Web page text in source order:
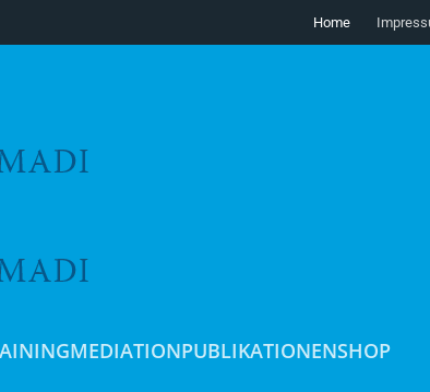
Home
MEDIATIONPUBLIKATIONENSHOP